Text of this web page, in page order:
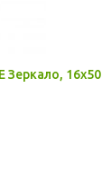
16x50